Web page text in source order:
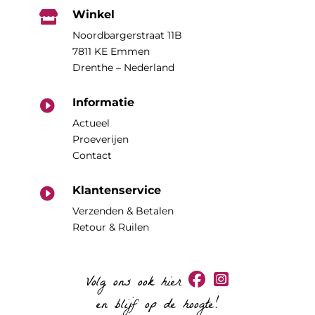
 Winkel
Noordbargerstraat 11B
7811 KE Emmen
Drenthe – Nederland
 Informatie
Actueel
Proeverijen
Contact
 Klantenservice
Verzenden & Betalen
Retour & Ruilen
Volg ons ook hier
en blijf op de hoogte!